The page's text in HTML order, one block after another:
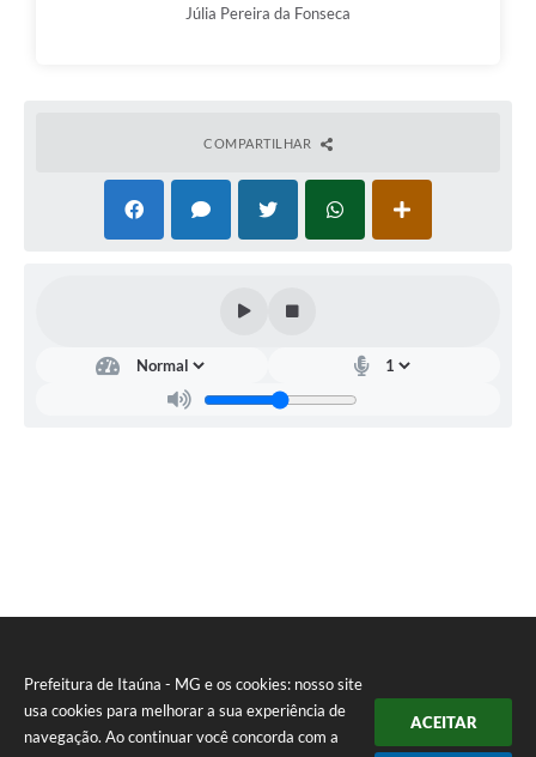
Prefeitura de Itaúna - MG e os cookies: nosso site
usa cookies para melhorar a sua experiência de
navegação. Ao continuar você concorda com a
ACEITAR
Júlia Pereira da Fonseca
COMPARTILHAR